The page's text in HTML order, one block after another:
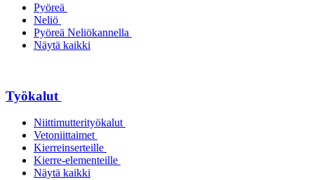
Pyöreä
Neliö
Pyöreä Neliökannella
Näytä kaikki
Työkalut
Niittimutterityökalut
Vetoniittaimet
Kierreinserteille
Kierre-elementeille
Näytä kaikki